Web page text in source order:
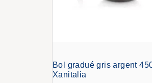
Bol gradué gris argent
Xanitalia